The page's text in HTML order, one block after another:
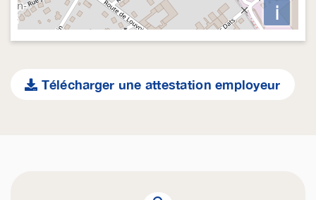
i
Télécharger une attestation employeur